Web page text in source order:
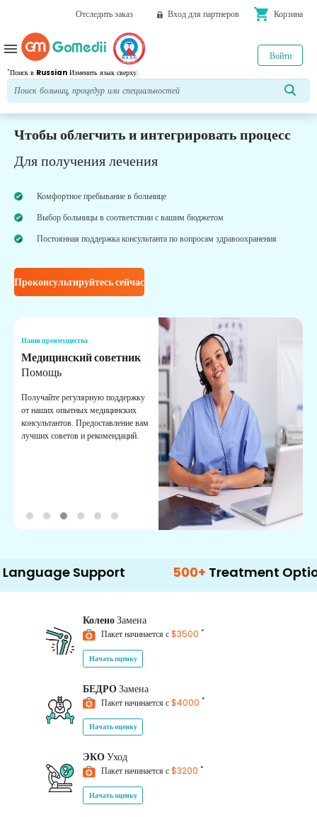
Отследить заказ Вход для партнеров shopping_cart Корзина
*Поиск в Russian Изменить язык сверху.
Войти
menu
Чтобы облегчить и интегрировать процесс
Для получения лечения
Комфортное пребывание в больнице
Выбор больницы в соответствии с вашим бюджетом
Постоянная поддержка консультанта по вопросам здравоохранения
Проконсультируйтесь сейчас
Наши преимущества
Медицинский советник
Помощь
Получайте регулярную поддержку
от наших опытных медицинских
консультантов. Предоставление вам
лучших советов и рекомендаций.
Support 500+ Treatment Options
КоленоЗамена
Пакет начинается с$3500 *
Начать оценку
БЕДРОЗамена
Пакет начинается с$4000 *
Начать оценку
ЭКОУход
Пакет начинается с$3200 *
Начать оценку